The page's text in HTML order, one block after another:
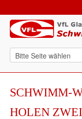
SCHWIMM-
HOLEN